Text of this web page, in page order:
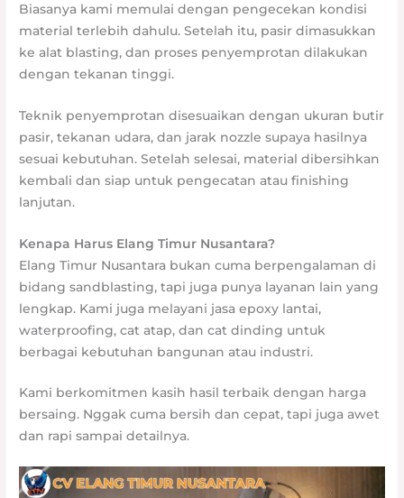
Biasanya kami memulai dengan pengecekan kondisi
material terlebih dahulu. Setelah itu, pasir dimasukkan
ke alat blasting, dan proses penyemprotan dilakukan
dengan tekanan tinggi.
Teknik penyemprotan disesuaikan dengan ukuran butir
pasir, tekanan udara, dan jarak nozzle supaya hasilnya
sesuai kebutuhan. Setelah selesai, material dibersihkan
kembali dan siap untuk pengecatan atau finishing
lanjutan.
Kenapa Harus Elang Timur Nusantara?
Elang Timur Nusantara bukan cuma berpengalaman di
bidang sandblasting, tapi juga punya layanan lain yang
lengkap. Kami juga melayani jasa epoxy lantai,
waterproofing, cat atap, dan cat dinding untuk
berbagai kebutuhan bangunan atau industri.
Kami berkomitmen kasih hasil terbaik dengan harga
bersaing. Nggak cuma bersih dan cepat, tapi juga awet
dan rapi sampai detailnya.